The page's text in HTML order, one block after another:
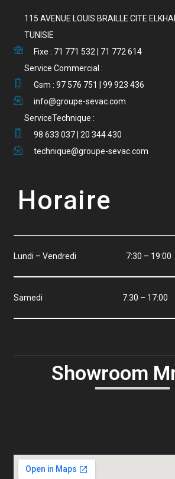
115 AVENUE LOUIS BRAILLE CITE
TUNISIE
Fixe : 71 771 532 | 71 772 614
Service Commercial :
Gsm : 97 576 751 | 99 923 436
info@groupe-sevac.com
ServiceTechnique :
98 633 037 | 20 344 430
technique@groupe-sevac.com
Horaire
Lundi – Vendredi 7:30 – 19:00
Samedi 7:30 – 17:00
Showroom